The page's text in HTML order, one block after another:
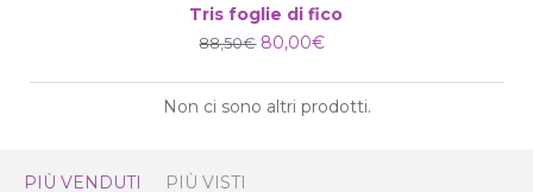
Tris foglie di fico
88,50€ 80,00€
Non ci sono altri prodotti.
PIÙ VENDUTI PIÙ VISTI